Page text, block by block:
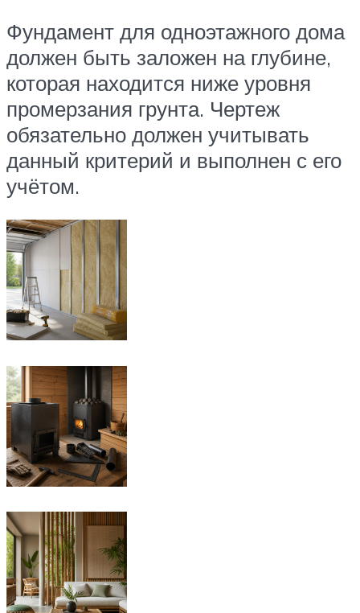
Фундамент для одноэтажного дома
должен быть заложен на глубине,
которая находится ниже уровня
промерзания грунта. Чертеж
обязательно должен учитывать
данный критерий и выполнен с его
учётом.